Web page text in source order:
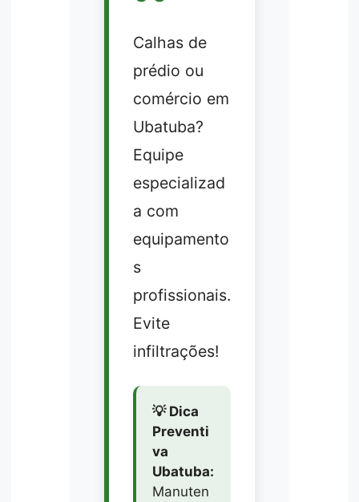
Calhas de
prédio ou
comércio em
Ubatuba?
Equipe
especializad
a com
equipamento
s
profissionais.
Evite
infiltrações!
💡 Dica
Preventi
va
Ubatuba:
Manuten